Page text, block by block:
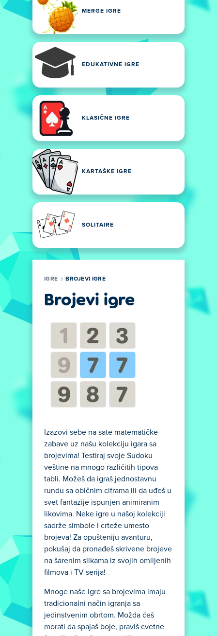
MERGE IGRE
EDUKATIVNE IGRE
KLASIČNE IGRE
KARTAŠKE IGRE
SOLITAIRE
IGRE BROJEVI IGRE
Brojevi igre
Izazovi sebe na sate matematičke
zabave uz našu kolekciju igara sa
brojevima! Testiraj svoje Sudoku
veštine na mnogo različitih tipova
tabli. Možeš da igraš jednostavnu
rundu sa običnim ciframa ili da uđeš u
svet fantazije ispunjen animiranim
likovima. Neke igre u našoj kolekciji
sadrže simbole i crteže umesto
brojeva! Za opušteniju avanturu,
pokušaj da pronađeš skrivene brojeve
na šarenim slikama iz svojih omiljenih
filmova i TV serija!
Mnoge naše igre sa brojevima imaju
tradicionalni način igranja sa
jedinstvenim obrtom. Možda ćeš
morati da spajaš boje, praviš cvetne